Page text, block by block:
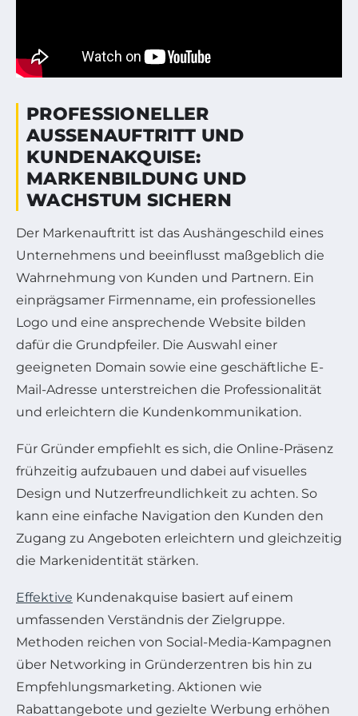
PROFESSIONELLER
AUSSENAUFTRITT UND K
UNDENAKQUISE: M
ARKENBILDUNG UND W
ACHSTUM SICHERN
Der Markenauftritt ist das Aushängeschild eines
Unternehmens und beeinflusst maßgeblich die
Wahrnehmung von Kunden und Partnern. Ein
einprägsamer Firmenname, ein professionelles
Logo und eine ansprechende Website bilden
dafür die Grundpfeiler. Die Auswahl einer
geeigneten Domain sowie eine geschäftliche E-
Mail-Adresse unterstreichen die Professionalität
und erleichtern die Kundenkommunikation.
Für Gründer empfiehlt es sich, die Online-Präsenz
frühzeitig aufzubauen und dabei auf visuelles
Design und Nutzerfreundlichkeit zu achten. So
kann eine einfache Navigation den Kunden den
Zugang zu Angeboten erleichtern und gleichzeitig
die Markenidentität stärken.
Effektive Kundenakquise basiert auf einem
umfassenden Verständnis der Zielgruppe.
Methoden reichen von Social-Media-Kampagnen
über Networking in Gründerzentren bis hin zu
Empfehlungsmarketing. Aktionen wie
Rabattangebote und gezielte Werbung erhöhen